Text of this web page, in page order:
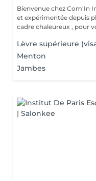
Bienvenue chez Com'In Institut Ketty
et expérimentée depuis
cadre chaleureux , pour
Lèvre supérieure
Menton
Jambes